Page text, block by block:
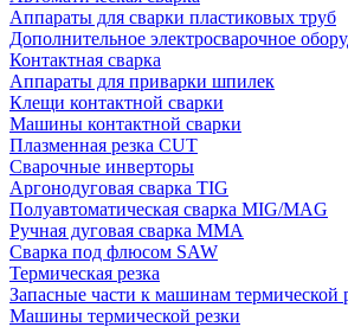
Аппараты для сварки пластиковых труб
Дополнительное электросварочное
Контактная сварка
Аппараты для приварки шпилек
Клещи контактной сварки
Машины контактной сварки
Плазменная резка CUT
Сварочные инверторы
Аргонодуговая сварка TIG
Полуавтоматическая сварка MIG/MAG
Ручная дуговая сварка MMA
Сварка под флюсом SAW
Термическая резка
Запасные части к машинам термической
Машины термической резки